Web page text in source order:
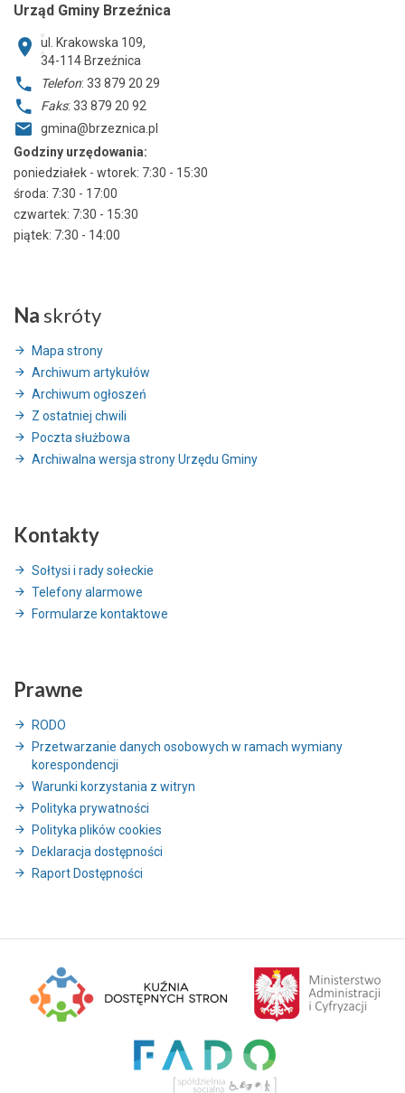
Urząd Gminy Brzeźnica
ul. Krakowska 109,
34-114 Brzeźnica
Telefon: 33 879 20 29
Faks: 33 879 20 92
gmina@brzeznica.pl
Godziny urzędowania:
poniedziałek - wtorek: 7:30 - 15:30
środa: 7:30 - 17:00
czwartek: 7:30 - 15:30
piątek: 7:30 - 14:00
Na skróty
Mapa strony
Archiwum artykułów
Archiwum ogłoszeń
Z ostatniej chwili
Poczta służbowa
Archiwalna wersja strony Urzędu Gminy
Kontakty
Sołtysi i rady sołeckie
Telefony alarmowe
Formularze kontaktowe
Prawne
RODO
Przetwarzanie danych osobowych w ramach wymiany
korespondencji
Warunki korzystania z witryn
Polityka prywatności
Polityka plików cookies
Deklaracja dostępności
Raport Dostępności